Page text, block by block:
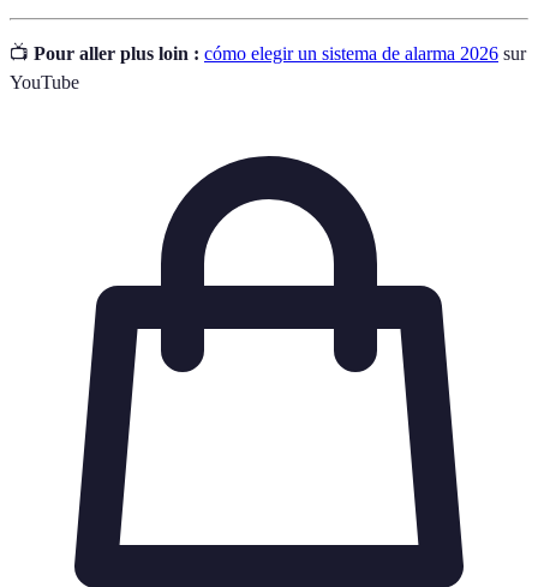
📺 Pour aller plus loin : cómo elegir un sistema de alarma 2026 sur
YouTube